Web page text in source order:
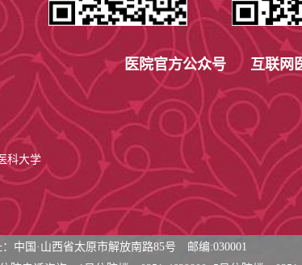
医院官方公众号 互联网
科大学
：中国·山西省太原市解放南路85号 邮编:030001